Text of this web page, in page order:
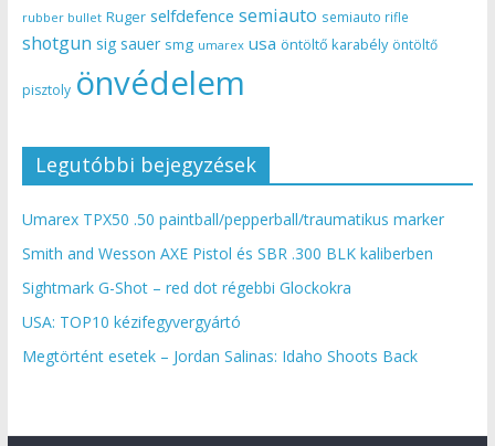
rubber bullet Ruger selfdefence semiauto semiauto rifle
shotgun sig sauer smg umarex usa öntöltő karabély öntöltő
pisztoly önvédelem
Legutóbbi bejegyzések
Umarex TPX50 .50 paintball/pepperball/traumatikus marker
Smith and Wesson AXE Pistol és SBR .300 BLK kaliberben
Sightmark G-Shot – red dot régebbi Glockokra
USA: TOP10 kézifegyvergyártó
Megtörtént esetek – Jordan Salinas: Idaho Shoots Back